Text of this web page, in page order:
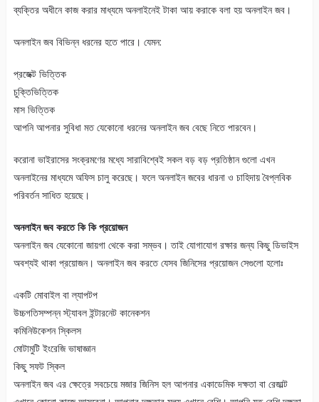
ব্যক্তির অধীনে কাজ করার মাধ্যমে অনলাইনেই টাকা আয় করাকে বলা হয় অনলাইন জব।
অনলাইন জব বিভিন্ন ধরনের হতে পারে। যেমন:
প্রজেক্ট ভিত্তিক
চুক্তিভিত্তিক
মাস ভিত্তিক
আপনি আপনার সুবিধা মত যেকোনো ধরনের অনলাইন জব বেছে নিতে পারবেন।
করোনা ভাইরাসের সংক্রমণের মধ্যে সারাবিশ্বেই সকল বড় বড় প্রতিষ্ঠান গুলো এখন
অনলাইনের মাধ্যমে অফিস চালু করেছে। ফলে অনলাইন জবের ধারনা ও চাহিদায় বৈপ্লবিক
পরিবর্তন সাধিত হয়েছে।
অনলাইন জব করতে কি কি প্রয়োজন
অনলাইন জব যেকোনো জায়গা থেকে করা সম্ভব। তাই যোগাযোগ রক্ষার জন্য কিছু ডিভাইস
অবশ্যই থাকা প্রয়োজন। অনলাইন জব করতে যেসব জিনিসের প্রয়োজন সেগুলো হলোঃ
একটি মোবাইল বা ল্যাপটপ
উচ্চগতিসম্পন্ন স্ট্যাবল ইন্টারনেট কানেকশন
কমিনিউকেশন স্কিলস
মোটামুটি ইংরেজি ভাষাজ্ঞান
কিছু সফট স্কিল
অনলাইন জব এর ক্ষেত্রে সবচেয়ে মজার জিনিস হল আপনার একাডেমিক দক্ষতা বা রেজাল্ট